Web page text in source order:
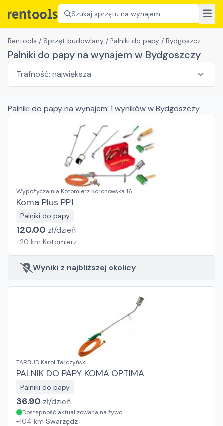
Szukaj sprzętu na wynajem
Rentools / Sprzęt budowlany / Palniki do papy / Bydgoszcz
Palniki do papy na wynajem w Bydgoszczy
Palniki do papyna wynajem: 1 wynikóww Bydgoszczy
Wypożyczalnia Kotomierz Koronowska 16
Koma Plus PP1
Palniki do papy
120.00 zł/dzień
+20 km Kotomierz
Wyniki z najbliższej okolicy
TARBUD Karol Tarczyński
PALNIK DO PAPY KOMA OPTIMA
Palniki do papy
36.90 zł/dzień
Dostępność aktualizowana na żywo
+104 km Swarzędz